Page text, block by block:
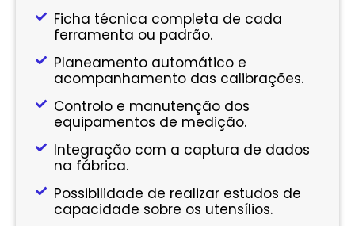
Ficha técnica completa de cada
ferramenta ou padrão.
Planeamento automático e
acompanhamento das calibrações.
Controlo e manutenção dos
equipamentos de medição.
Integração com a captura de dados
na fábrica.
Possibilidade de realizar estudos de
capacidade sobre os utensílios.